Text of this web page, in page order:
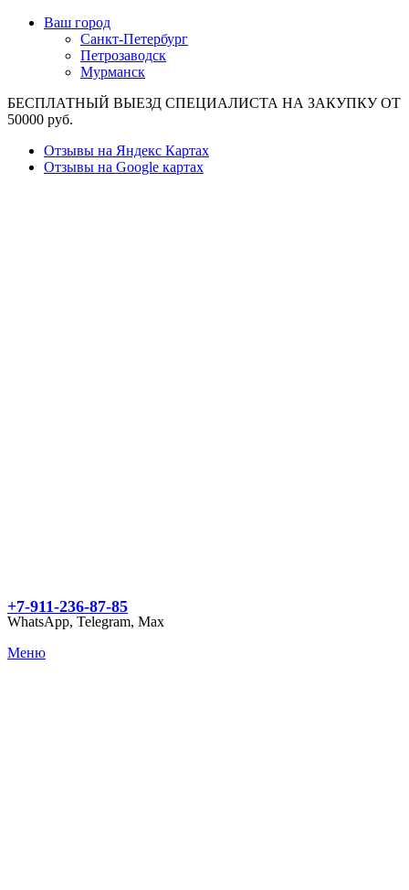
Ваш город
Санкт-Петербург
Петрозаводск
Мурманск
БЕСПЛАТНЫЙ ВЫЕЗД СПЕЦИАЛИСТА НА ЗАКУПКУ ОТ
50000 руб.
Отзывы на Яндекс Картах
Отзывы на Google картах
+7-911-236-87-85
WhatsApp, Telegram, Max
Меню